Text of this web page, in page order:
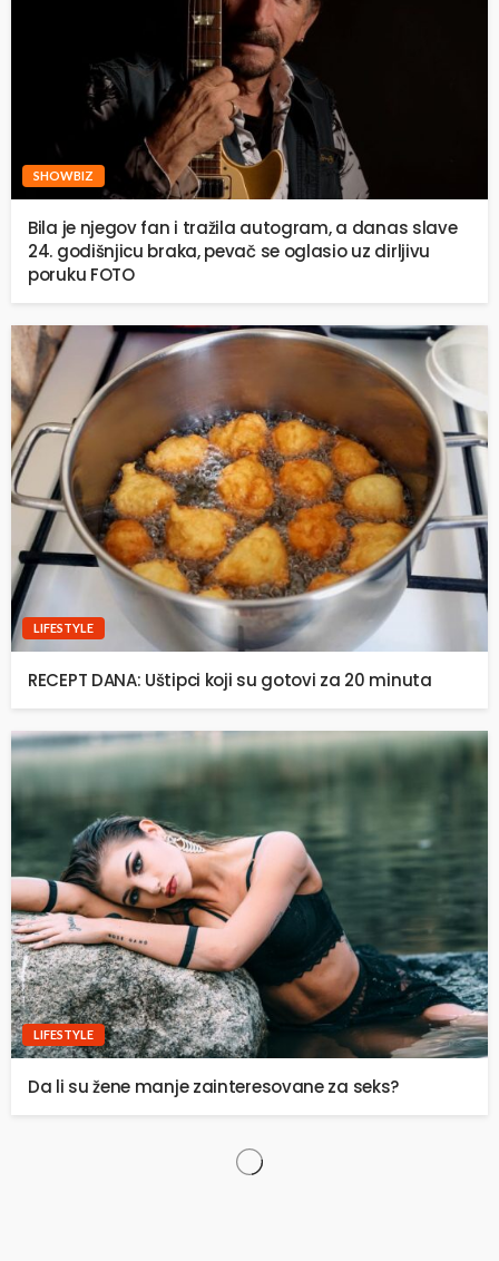
SHOWBIZ
Bila je njegov fan i tražila autogram, a danas slave
24. godišnjicu braka, pevač se oglasio uz dirljivu
poruku FOTO
LIFESTYLE
RECEPT DANA: Uštipci koji su gotovi za 20 minuta
LIFESTYLE
Da li su žene manje zainteresovane za seks?